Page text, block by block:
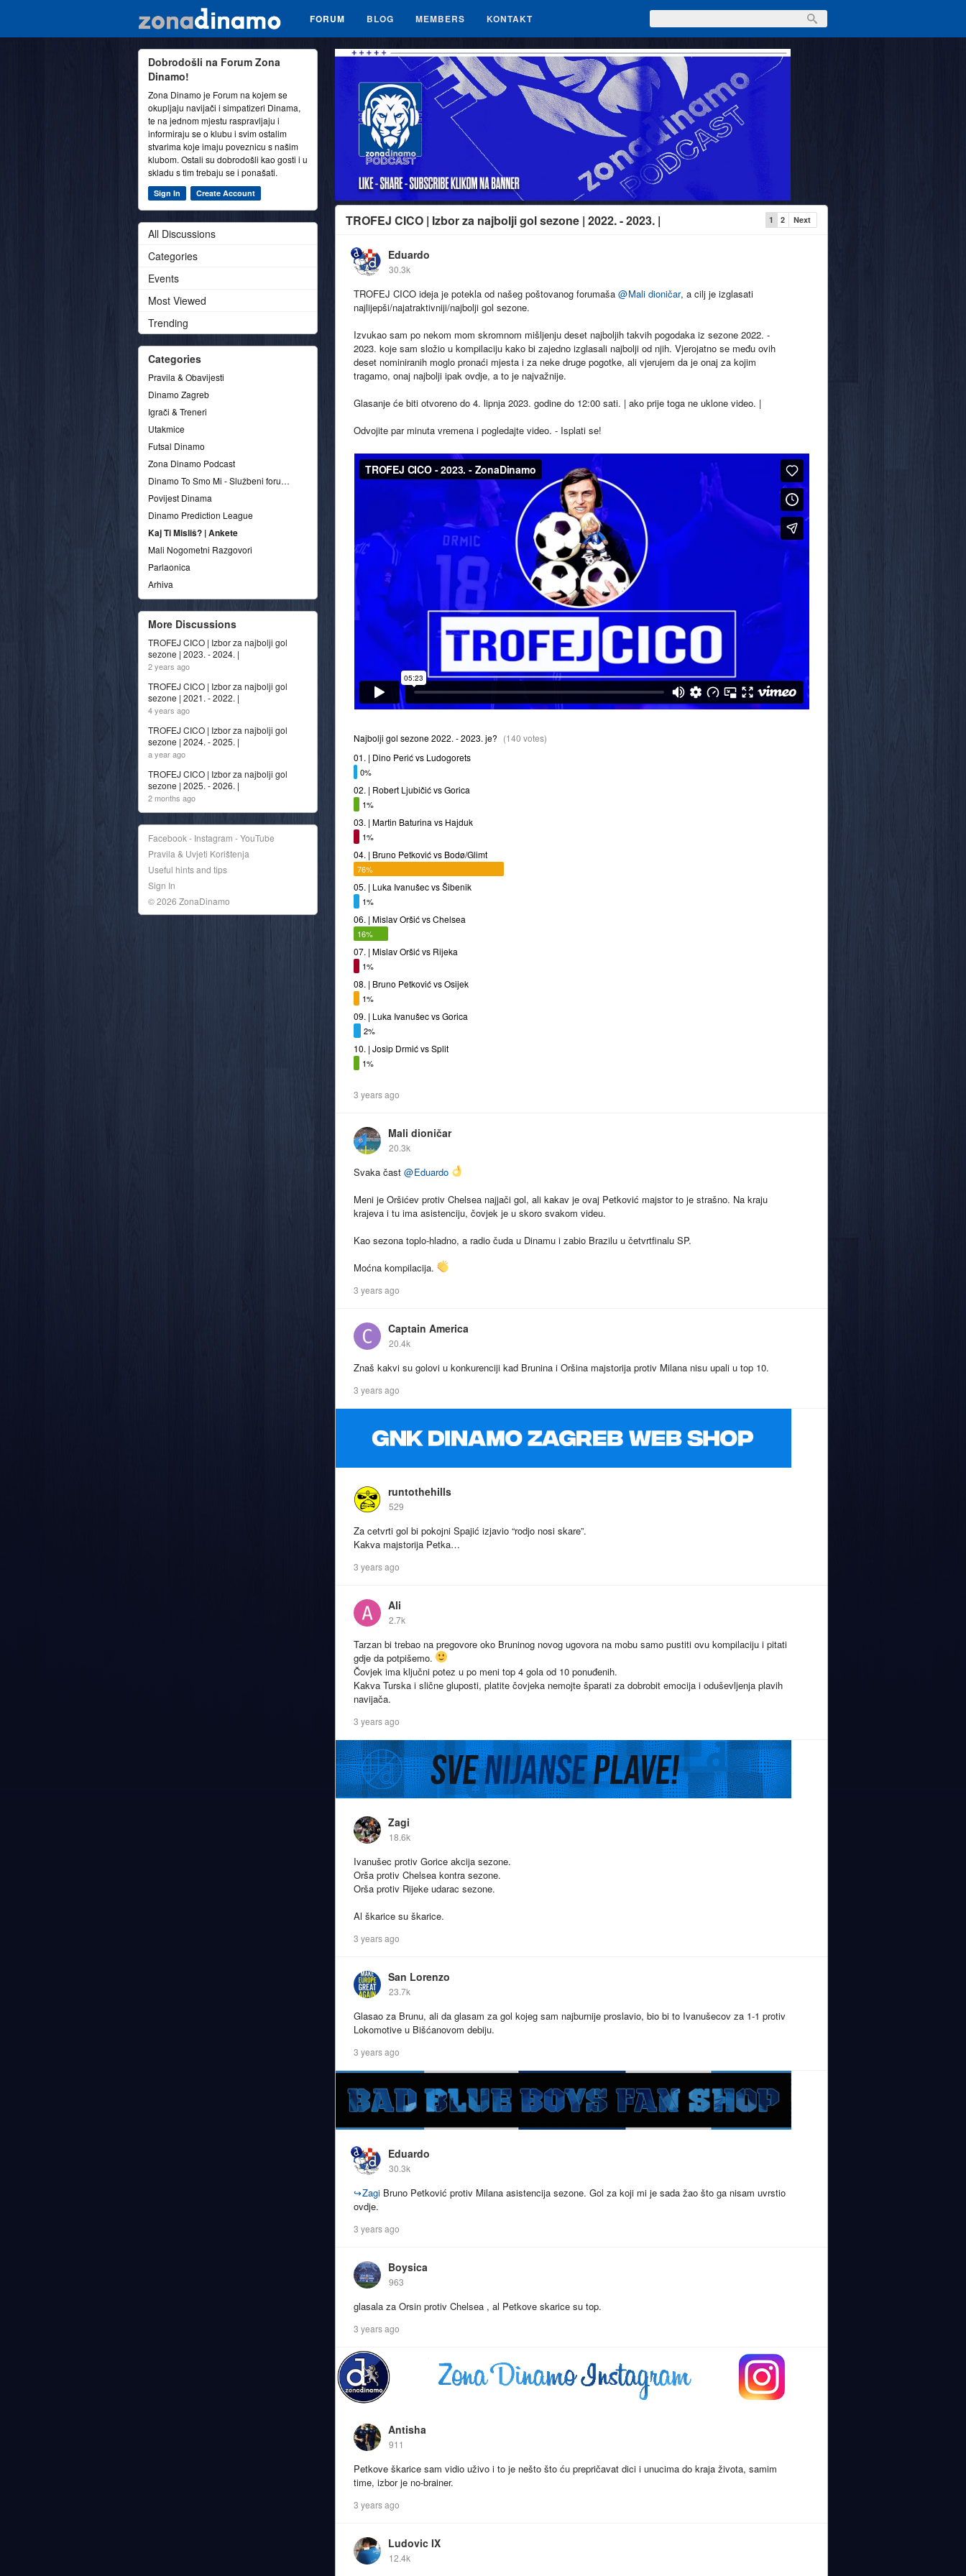
FORUM BLOG MEMBERS KONTAKT
TROFEJ CICO | Izbor za najbolji gol sezone | 2022. - 2023. | 1 2 Next
Eduardo
30.3k
TROFEJ CICO ideja je potekla od našeg poštovanog forumaša @Mali dioničar, a cilj je izglasati
najlijepši/najatraktivniji/najbolji gol sezone.
Izvukao sam po nekom mom skromnom mišljenju deset najboljih takvih pogodaka iz sezone 2022. -
2023. koje sam složio u kompilaciju kako bi zajedno izglasali najbolji od njih. Vjerojatno se među ovih
deset nominiranih moglo pronaći mjesta i za neke druge pogotke, ali vjerujem da je onaj za kojim
tragamo, onaj najbolji ipak ovdje, a to je najvažnije.
Glasanje će biti otvoreno do 4. lipnja 2023. godine do 12:00 sati. | ako prije toga ne uklone video. |
Odvojite par minuta vremena i pogledajte video. - Isplati se!
Najbolji gol sezone 2022. - 2023. je? (140 votes)
01. | Dino Perić vs Ludogorets
0%
02. | Robert Ljubičić vs Gorica
1%
03. | Martin Baturina vs Hajduk
1%
04. | Bruno Petković vs Bodø/Glimt
76%
05. | Luka Ivanušec vs Šibenik
1%
06. | Mislav Oršić vs Chelsea
16%
07. | Mislav Oršić vs Rijeka
1%
08. | Bruno Petković vs Osijek
1%
09. | Luka Ivanušec vs Gorica
2%
10. | Josip Drmić vs Split
1%
3 years ago
Mali dioničar
20.3k
Svaka čast @Eduardo
Meni je Oršićev protiv Chelsea najjači gol, ali kakav je ovaj Petković majstor to je strašno. Na kraju
krajeva i tu ima asistenciju, čovjek je u skoro svakom videu.
Kao sezona toplo-hladno, a radio čuda u Dinamu i zabio Brazilu u četvrtfinalu SP.
Moćna kompilacija.
3 years ago
Captain America
20.4k
Znaš kakvi su golovi u konkurenciji kad Brunina i Oršina majstorija protiv Milana nisu upali u top 10.
3 years ago
runtothehills
529
Za cetvrti gol bi pokojni Spajić izjavio “rodjo nosi skare”.
Kakva majstorija Petka…
3 years ago
Ali
2.7k
Tarzan bi trebao na pregovore oko Bruninog novog ugovora na mobu samo pustiti ovu kompilaciju i pitati
gdje da potpišemo.
Čovjek ima ključni potez u po meni top 4 gola od 10 ponuđenih.
Kakva Turska i slične gluposti, platite čovjeka nemojte šparati za dobrobit emocija i oduševljenja plavih
navijača.
3 years ago
Zagi
18.6k
Ivanušec protiv Gorice akcija sezone.
Orša protiv Chelsea kontra sezone.
Orša protiv Rijeke udarac sezone.
Al škarice su škarice.
3 years ago
San Lorenzo
23.7k
Glasao za Brunu, ali da glasam za gol kojeg sam najburnije proslavio, bio bi to Ivanušecov za 1-1 protiv
Lokomotive u Bišćanovom debiju.
3 years ago
Eduardo
30.3k
↪Zagi Bruno Petković protiv Milana asistencija sezone. Gol za koji mi je sada žao što ga nisam uvrstio
ovdje.
3 years ago
Boysica
963
glasala za Orsin protiv Chelsea , al Petkove skarice su top.
3 years ago
Antisha
911
Petkove škarice sam vidio uživo i to je nešto što ću prepričavat dici i unucima do kraja života, samim
time, izbor je no-brainer.
3 years ago
Ludovic IX
12.4k
Dobrodošli na Forum Zona
Dinamo!
Zona Dinamo je Forum na kojem se
okupljaju navijači i simpatizeri Dinama,
te na jednom mjestu raspravljaju i
informiraju se o klubu i svim ostalim
stvarima koje imaju poveznicu s našim
klubom. Ostali su dobrodošli kao gosti i u
skladu s tim trebaju se i ponašati.
Sign In Create Account
All Discussions
Categories
Events
Most Viewed
Trending
Categories
Pravila & Obavijesti
Dinamo Zagreb
Igrači & Treneri
Utakmice
Futsal Dinamo
Zona Dinamo Podcast
Dinamo To Smo Mi - Službeni forum udruge
Povijest Dinama
Dinamo Prediction League
Kaj Ti Misliš? | Ankete
Mali Nogometni Razgovori
Parlaonica
Arhiva
More Discussions
TROFEJ CICO | Izbor za najbolji gol
sezone | 2023. - 2024. |
2 years ago
TROFEJ CICO | Izbor za najbolji gol
sezone | 2021. - 2022. |
4 years ago
TROFEJ CICO | Izbor za najbolji gol
sezone | 2024. - 2025. |
a year ago
TROFEJ CICO | Izbor za najbolji gol
sezone | 2025. - 2026. |
2 months ago
Facebook - Instagram - YouTube
Pravila & Uvjeti Korištenja
Useful hints and tips
Sign In
© 2026 ZonaDinamo